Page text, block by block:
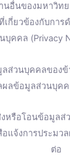
อื่นของมหาวิท
กี่ยวข้องกับกา
บุคคล (Privacy
ส่วนบุคคลของ
ผลข้อมูลส่วนบุค
รือโอนข้อมูล
แจ้งการประม
ต่อ